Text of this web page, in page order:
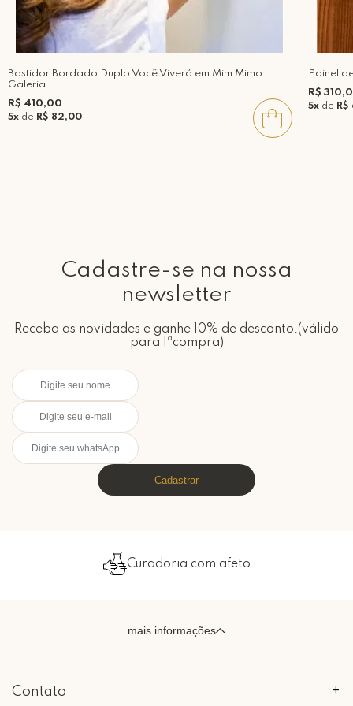
Bastidor Bordado Duplo Você Viverá em Mim Mimo
Galeria
R$ 410,00
5x de R$ 82,00
Painel
R$
5xde
Cadastre-se na nossa
newsletter
Receba as novidades e ganhe 10% de desconto.(válido
para 1ªcompra)
Cadastrar
Curadoria com afeto
mais informações
Contato +